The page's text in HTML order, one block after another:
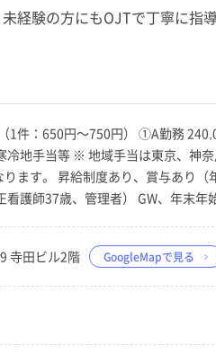
経験の方にもOJTで丁寧に指
1件：650円～750円） ①A勤務
冷地手当等 ※ 地域手当は東京、神
ます。 昇給制度あり、賞与あり
護師37歳、管理者） GW、年末年
寺田ビル2階 GoogleMapで見る